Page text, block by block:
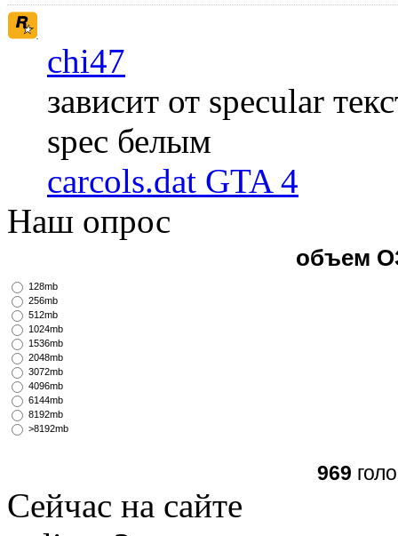
chi47
зависит от specular
spec белым
carcols.dat GTA 4
Наш опрос
объем
128mb
256mb
512mb
1024mb
1536mb
2048mb
3072mb
4096mb
6144mb
8192mb
>8192mb
969
Сейчас на сайте